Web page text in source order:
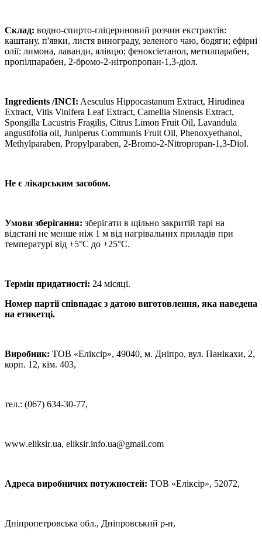
Склад: водно-спирто-гліцериновий розчин екстрактів:
каштану, п'явки, листя винограду, зеленого чаю, бодяги; ефірні
олії: лимона, лаванди, ялівцю; феноксіетанол, метилпарабен,
пропілпарабен, 2-бромо-2-нітропропан-1,3-діол.
Ingredients /INCI: Aesculus Hippocastanum Extract, Hirudinea
Extract, Vitis Vinifera Leaf Extract, Camellia Sinensis Extract,
Spongilla Lacustris Fragilis, Citrus Limon Fruit Oil, Lavandula
angustifolia oil, Juniperus Communis Fruit Oil, Phenoxyethanol,
Methylparaben, Propylparaben, 2-Bromo-2-Nitropropan-1,3-Diol.
Не є лікарським засобом.
Умови зберігання: зберігати в щільно закритій тарі на
відстані не менше ніж 1 м від нагрівальних приладів при
температурі від +5°С до +25°С.
Термін придатності: 24 місяці.
Номер партії співпадає з датою виготовлення, яка наведена
на етикетці.
Виробник: ТОВ «Еліксір», 49040, м. Дніпро, вул. Панікахи, 2,
корп. 12, кім. 403,
тел.: (067) 634-30-77,
www.eliksir.ua, eliksir.info.ua@gmail.com
Адреса виробничих потужностей: ТОВ «Еліксір», 52072,
Дніпропетровська обл., Дніпровський р-н,